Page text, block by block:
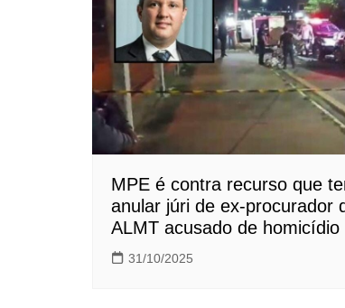
MPE é contra recurso que
anular júri de ex-procurador
ALMT acusado de homicídio
31/10/2025